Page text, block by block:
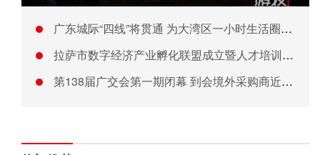
广东城际“四线”将贯通 为大湾区一小时生活圈提速
拉萨市数字经济产业孵化联盟成立暨人才培训基地揭牌
第138届广交会第一期闭幕 到会境外采购商近15.8万人